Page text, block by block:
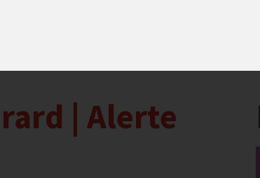
| Alerte